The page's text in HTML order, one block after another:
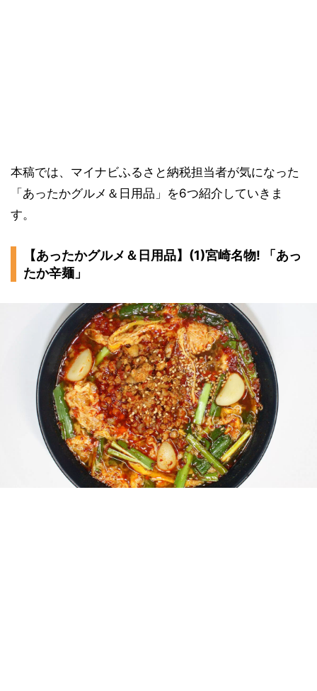
本稿では、マイナビふるさと納税担当者が気になった
「あったかグルメ＆日用品」を6つ紹介していきま
す。
【あったかグルメ＆日用品】(1)宮崎名物! 「あっ
たか辛麺」